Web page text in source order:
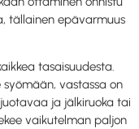
tällainen epävarmuus
tasaisuudesta.
vastassa on
ja jälkiruoka tai
vaikutelman paljon